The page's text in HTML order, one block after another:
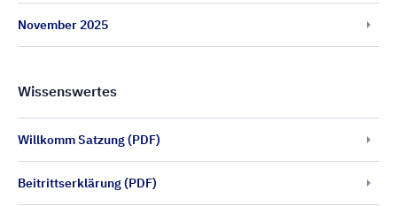
November 2025
Wissenswertes
Willkomm Satzung (PDF)
Beitrittserklärung (PDF)